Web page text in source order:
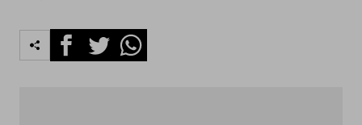
FacebookTwitterWhatsapp